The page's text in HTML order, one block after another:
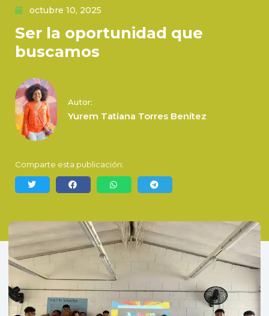
octubre 10, 2025
Ser la oportunidad que
buscamos
Autor:
Yurem Tatiana Torres Benítez
Comparte esta publicación: